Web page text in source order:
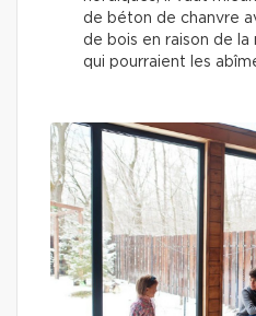
de béton de chanvre
de bois en raison de
qui pourraient les